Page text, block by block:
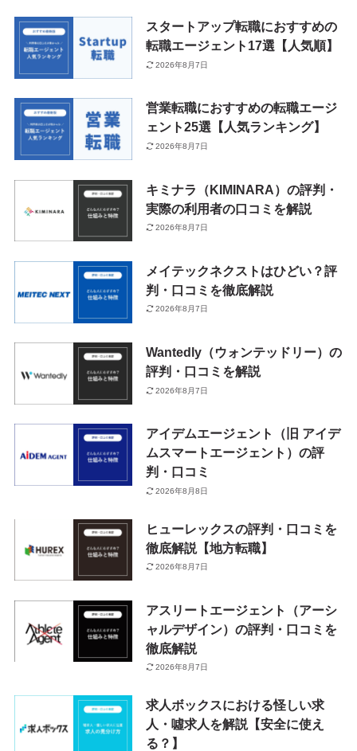
スタートアップ転職におすすめの
転職エージェント17選【人気順】
2026年8月7日
営業転職におすすめの転職エージ
ェント25選【人気ランキング】
2026年8月7日
キミナラ（KIMINARA）の評判・
実際の利用者の口コミを解説
2026年8月7日
メイテックネクストはひどい？評
判・口コミを徹底解説
2026年8月7日
Wantedly（ウォンテッドリー）の
評判・口コミを解説
2026年8月7日
アイデムエージェント（旧 アイデ
ムスマートエージェント）の評
判・口コミ
2026年8月8日
ヒューレックスの評判・口コミを
徹底解説【地方転職】
2026年8月7日
アスリートエージェント（アーシ
ャルデザイン）の評判・口コミを
徹底解説
2026年8月7日
求人ボックスにおける怪しい求
人・噓求人を解説【安全に使え
る？】